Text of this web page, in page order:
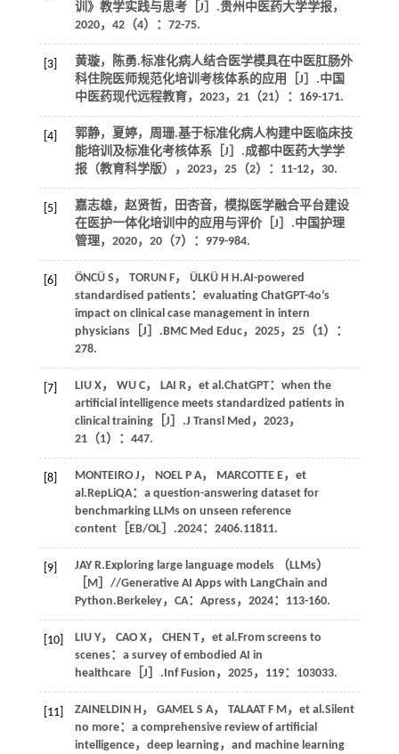
训》教学实践与思考［J］.贵州中医药大学学报，
2020， 42（4）：72-75.
[3]
黄璇，陈勇.标准化病人结合医学模具在中医肛肠外
科住院医师规范化培训考核体系的应用［J］.中国
中医药现代远程教育 ， 2023， 21（21）：169-171.
[4]
郭静，夏婷，周珊.基于标准化病人构建中医临床技
能培训及标准化考核体系［J］.成都中医药大学学
报（教育科学版）
， 2023， 25（2）：11-12，30.
[5]
嘉志雄，赵贤哲，田杏音，模拟医学融合平台建设
在医护一体化培训中的应用与评价［J］.中国护理
管理， 2020， 20（7）：979-984.
[6] ÖNCÜ S ， TORUN F， ÜLKÜ H H.AI-powered
standardised patients：evaluating ChatGPT-4o’s
impact on clinical case management in intern
physicians［J］.BMC Med Educ， 2025， 25（1）：
278.
[7] LIU X， WU C， LAI R，et al.ChatGPT：when the
artificial intelligence meets standardized patients in
clinical training［J］.J Transl Med ， 2023，
21（1）：447.
[8] MONTEIRO J ， NOEL P A， MARCOTTE E，et
al.RepLiQA：a question-answering dataset for
benchmarking LLMs on unseen reference
content［EB/OL］.2024：2406.11811.
[9]
JAY R.Exploring large language models （LLMs）
［M］//Generative AI Apps with LangChain and
Python.Berkeley，CA：Apress， 2024：113-160.
[10] LIU Y， CAO X， CHEN T，et al.From screens to
scenes：a survey of embodied AI in
healthcare［J］.Inf Fusion ， 2025， 119：103033.
[11] ZAINELDIN H ， GAMEL S A， TALAAT F M，et al.Silent
no more：a comprehensive review of artificial
intelligence，deep learning，and machine learning